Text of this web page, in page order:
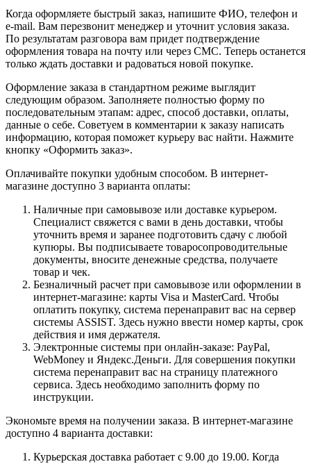
Когда оформляете быстрый заказ, напишите ФИО, телефон и
e-mail. Вам перезвонит менеджер и уточнит условия заказа.
По результатам разговора вам придет подтверждение
оформления товара на почту или через СМС. Теперь останется
только ждать доставки и радоваться новой покупке.
Оформление заказа в стандартном режиме выглядит
следующим образом. Заполняете полностью форму по
последовательным этапам: адрес, способ доставки, оплаты,
данные о себе. Советуем в комментарии к заказу написать
информацию, которая поможет курьеру вас найти. Нажмите
кнопку «Оформить заказ».
Оплачивайте покупки удобным способом. В интернет-
магазине доступно 3 варианта оплаты:
Наличные при самовывозе или доставке курьером.
Специалист свяжется с вами в день доставки, чтобы
уточнить время и заранее подготовить сдачу с любой
купюры. Вы подписываете товаросопроводительные
документы, вносите денежные средства, получаете
товар и чек.
Безналичный расчет при самовывозе или оформлении в
интернет-магазине: карты Visa и MasterCard. Чтобы
оплатить покупку, система перенаправит вас на сервер
системы ASSIST. Здесь нужно ввести номер карты, срок
действия и имя держателя.
Электронные системы при онлайн-заказе: PayPal,
WebMoney и Яндекс.Деньги. Для совершения покупки
система перенаправит вас на страницу платежного
сервиса. Здесь необходимо заполнить форму по
инструкции.
Экономьте время на получении заказа. В интернет-магазине
доступно 4 варианта доставки:
Курьерская доставка работает с 9.00 до 19.00. Когда